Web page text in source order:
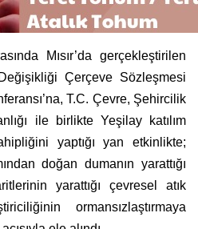
Mısır’da gerçekleştirilen
Çerçeve Sözleşmesi
T.C. Çevre, Şehircilik
ile birlikte Yeşilay katılım
yaptığı yan etkinlikte;
doğan dumanın yarattığı
yarattığı çevresel atık
ormansızlaştırmaya